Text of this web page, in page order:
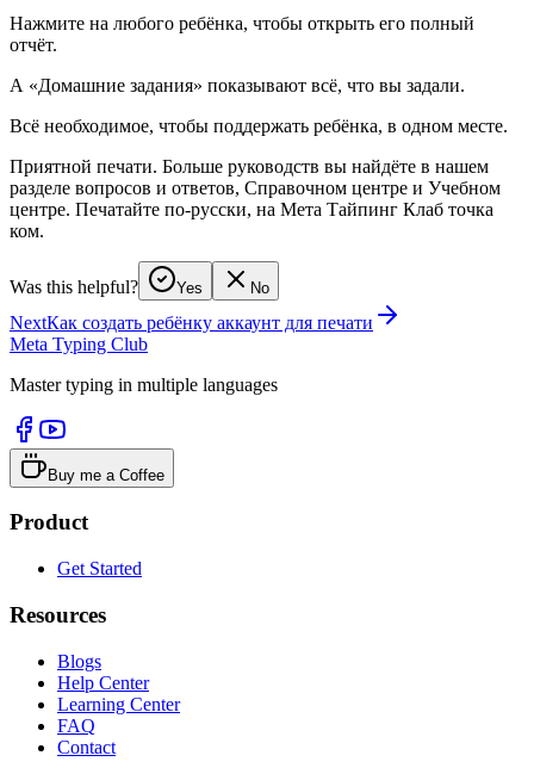
Нажмите на любого ребёнка, чтобы открыть его полный
отчёт.
А «Домашние задания» показывают всё, что вы задали.
Всё необходимое, чтобы поддержать ребёнка, в одном месте.
Приятной печати. Больше руководств вы найдёте в нашем
разделе вопросов и ответов, Справочном центре и Учебном
центре. Печатайте по-русски, на Мета Тайпинг Клаб точка
ком.
Was this helpful? Yes No
NextКак создать ребёнку аккаунт для печати
Meta Typing Club
Master typing in multiple languages
Buy me a Coffee
Product
Get Started
Resources
Blogs
Help Center
Learning Center
FAQ
Contact